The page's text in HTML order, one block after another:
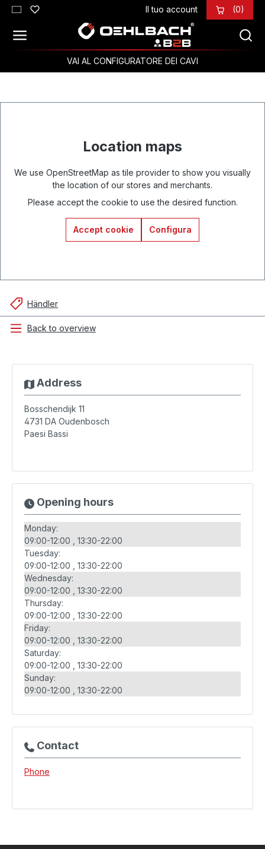
Passa al contenuto principale Il tuo account (0)
VAI AL CONFIGURATORE DEI CAVI
Location maps
We use OpenStreetMap as tile provider to show you visually
the location of our stores and merchants.
Please accept the cookie to use the desired function.
Accept cookie Configura
Händler
Back to overview
Address
Bosschendijk 11
4731 DA Oudenbosch
Paesi Bassi
Opening hours
Monday:
09:00-12:00
13:30-22:00
Tuesday:
09:00-12:00
13:30-22:00
Wednesday:
09:00-12:00
13:30-22:00
Thursday:
09:00-12:00
13:30-22:00
Friday:
09:00-12:00
13:30-22:00
Saturday:
09:00-12:00
13:30-22:00
Sunday:
09:00-12:00
13:30-22:00
Contact
Phone